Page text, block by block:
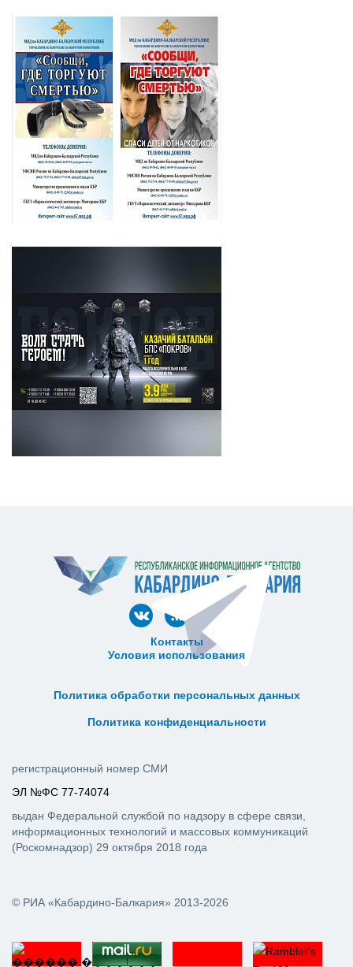
Контакты
Условия использования
Политика обработки персональных данных
Политика конфиденциальности
© РИА «Кабардино-Балкария» 2013-2026
регистрационный номер СМИ
ЭЛ №ФС 77-74074
выдан Федеральной службой по надзору в сфере связи,
информационных технологий и массовых коммуникаций
(Роскомнадзор) 29 октября 2018 года